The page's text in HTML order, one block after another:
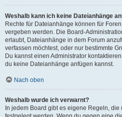
Weshalb kann ich keine Dateianhänge
Rechte für Dateianhänge können für
vergeben werden. Die Board-
erlaubt, Dateianhänge in dem Forum
verfassen möchtest, oder nur bestimmte
Du kannst einen Administrator
du keine Dateianhänge anfügen kannst.
Nach oben
Weshalb wurde ich verwarnt?
In jedem Board gibt es eigene Regeln,